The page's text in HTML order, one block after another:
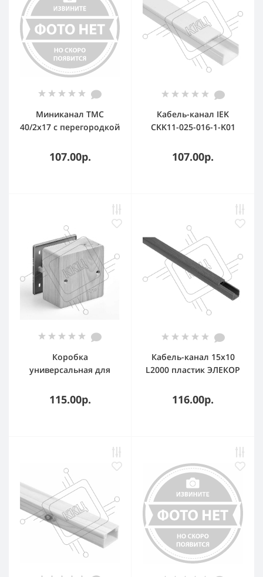
Миниканал TMC
40/2x17 с перегородкой
107.00р.
Кабель-канал IEK
CKK11-025-016-1-K01
107.00р.
Коробка
универсальная для
85х85х42 сосна (светл.
основа) IP40 Рувинил
115.00р.
Кабель-канал 15х10
L2000 пластик ЭЛЕКОР
1-K24
116.00р.